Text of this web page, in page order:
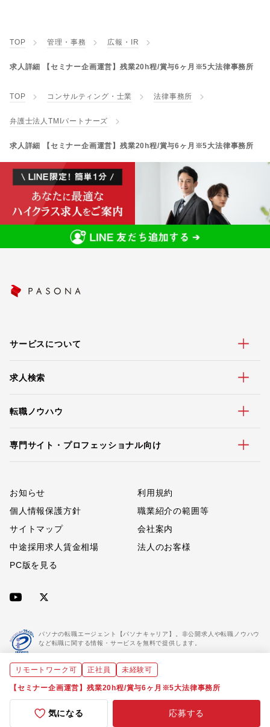
TOP 管理・事務 広報・IR
求人詳細 【セミナー企画運営】残業20h程/賞与6ヶ月※5大法律事務所
TOP コンサルティング・士業 法律事務所
弁護士法人TMIパートナーズ
求人詳細 【セミナー企画運営】残業20h程/賞与6ヶ月※5大法律事務所
サービスについて
求人検索
転職ノウハウ
専門サイト・プロフェッショナル向け
お知らせ
利用規約
個人情報保護方針
職業紹介の範囲等
サイトマップ
会社案内
中途採用求人賃金相場
法人のお客様
PC版を見る
パソナの転職エージェント【パソナキャリア】。非公開求人や転職ノウハウ
など転職に関する情報・サービスを無料で提供します。
「パソナキャリア」は職業紹介優良事業者に認定されています。
リモートワーク可 正社員 未経験可
【セミナー企画運営】残業20h程/賞与6ヶ月※5大法律事務所
気になる 応募する